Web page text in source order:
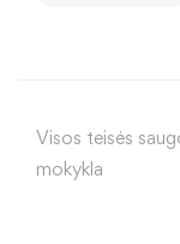
Visos teisės
mokykla